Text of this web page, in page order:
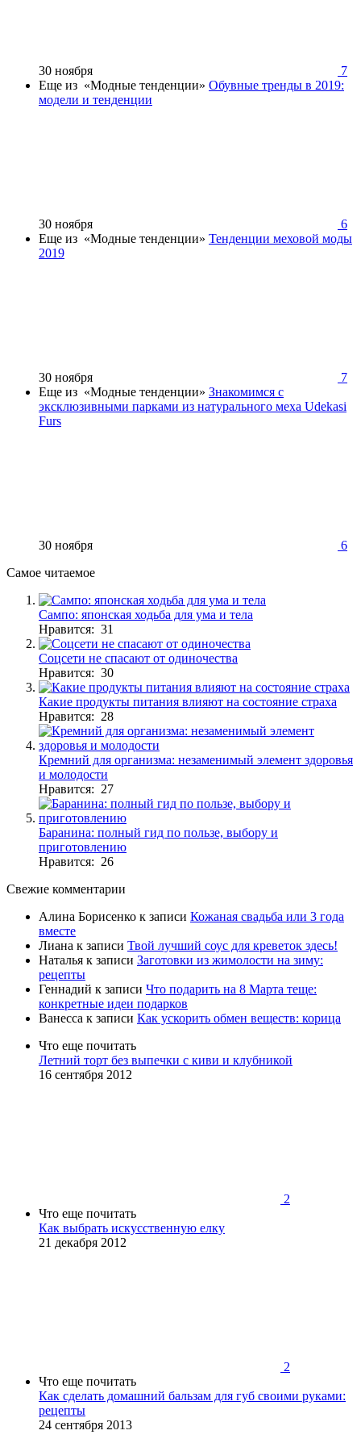
30 ноября
7
Еще из «Модные тенденции» Обувные тренды в 2019:
модели и тенденции
30 ноября
6
Еще из «Модные тенденции» Тенденции меховой моды
2019
30 ноября
7
Еще из «Модные тенденции» Знакомимся с
эксклюзивными парками из натурального меха Udekasi
Furs
30 ноября
6
Самое читаемое
Сампо: японская ходьба для ума и тела
Нравится: 31
Соцсети не спасают от одиночества
Нравится: 30
Какие продукты питания влияют на состояние страха
Нравится: 28
Кремний для организма: незаменимый элемент здоровья
и молодости
Нравится: 27
Баранина: полный гид по пользе, выбору и
приготовлению
Нравится: 26
Свежие комментарии
Алина Борисенко к записи Кожаная свадьба или 3 года
вместе
Лиана к записи Твой лучший соус для креветок здесь!
Наталья к записи Заготовки из жимолости на зиму:
рецепты
Геннадий к записи Что подарить на 8 Марта теще:
конкретные идеи подарков
Ванесса к записи Как ускорить обмен веществ: корица
Что еще почитать
Летний торт без выпечки с киви и клубникой
16 сентября 2012
2
Что еще почитать
Как выбрать искусственную елку
21 декабря 2012
2
Что еще почитать
Как сделать домашний бальзам для губ своими руками:
рецепты
24 сентября 2013